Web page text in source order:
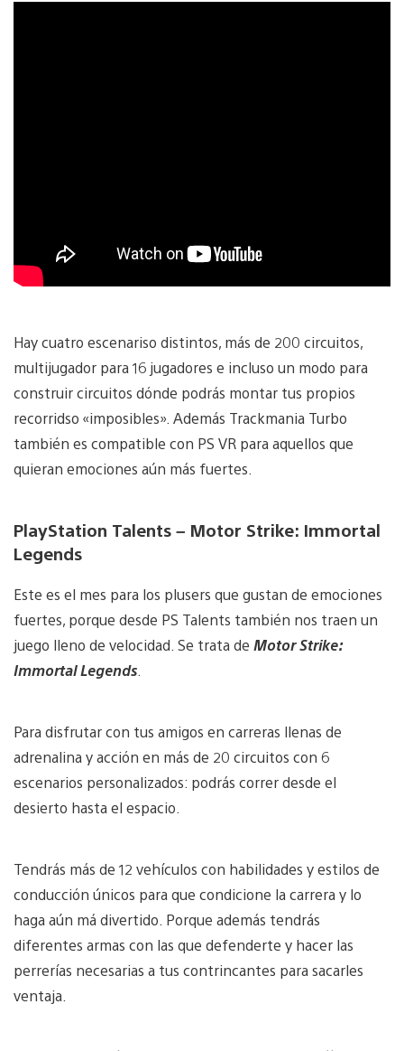
Hay cuatro escenariso distintos, más de 200 circuitos,
multijugador para 16 jugadores e incluso un modo para
construir circuitos dónde podrás montar tus propios
recorridso «imposibles». Además Trackmania Turbo
también es compatible con PS VR para aquellos que
quieran emociones aún más fuertes.
PlayStation Talents – Motor Strike: Immortal
Legends
Este es el mes para los plusers que gustan de emociones
fuertes, porque desde PS Talents también nos traen un
juego lleno de velocidad. Se trata de Motor Strike:
Immortal Legends
Para disfrutar con tus amigos en carreras llenas de
adrenalina y acción en más de 20 circuitos con 6
escenarios personalizados: podrás correr desde el
desierto hasta el espacio.
Tendrás más de 12 vehículos con habilidades y estilos de
conducción únicos para que condicione la carrera y lo
haga aún má divertido. Porque además tendrás
diferentes armas con las que defenderte y hacer las
perrerías necesarias a tus contrincantes para sacarles
ventaja.